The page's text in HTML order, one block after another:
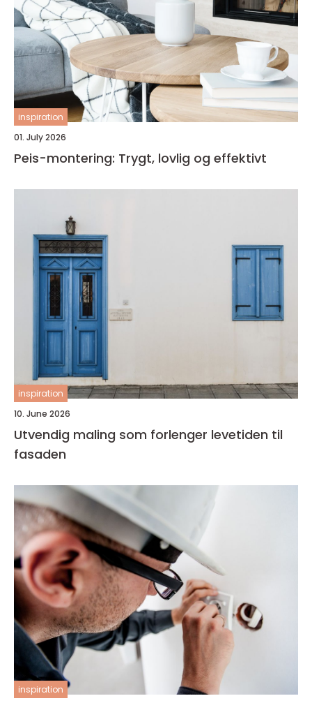
inspiration
01. July 2026
Peis-montering: Trygt, lovlig og effektivt
inspiration
10. June 2026
Utvendig maling som forlenger levetiden til
fasaden
inspiration